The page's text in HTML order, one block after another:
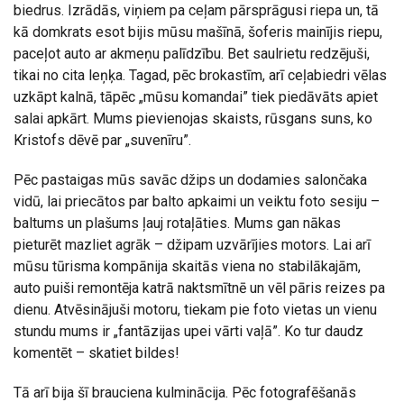
biedrus. Izrādās, viņiem pa ceļam pārsprāgusi riepa un, tā
kā domkrats esot bijis mūsu mašīnā, šoferis mainījis riepu,
paceļot auto ar akmeņu palīdzību. Bet saulrietu redzējuši,
tikai no cita leņķa. Tagad, pēc brokastīm, arī ceļabiedri vēlas
uzkāpt kalnā, tāpēc „mūsu komandai” tiek piedāvāts apiet
salai apkārt. Mums pievienojas skaists, rūsgans suns, ko
Kristofs dēvē par „suvenīru”.
Pēc pastaigas mūs savāc džips un dodamies salončaka
vidū, lai priecātos par balto apkaimi un veiktu foto sesiju –
baltums un plašums ļauj rotaļāties. Mums gan nākas
pieturēt mazliet agrāk – džipam uzvārījies motors. Lai arī
mūsu tūrisma kompānija skaitās viena no stabilākajām,
auto puiši remontēja katrā naktsmītnē un vēl pāris reizes pa
dienu. Atvēsinājuši motoru, tiekam pie foto vietas un vienu
stundu mums ir „fantāzijas upei vārti vaļā”. Ko tur daudz
komentēt – skatiet bildes!
Tā arī bija šī brauciena kulminācija. Pēc fotografēšanās